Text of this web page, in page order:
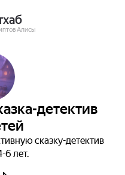
Алисы
детектив
сказку-детектив
6 лет.